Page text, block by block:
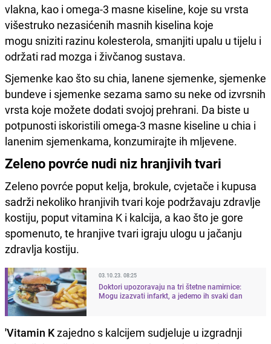
vlakna, kao i omega-3 masne kiseline, koje su vrsta
višestruko nezasićenih masnih kiselina koje
mogu sniziti razinu kolesterola, smanjiti upalu u tijelu i
održati rad mozga i živčanog sustava.
Sjemenke kao što su chia, lanene sjemenke, sjemenke
bundeve i sjemenke sezama samo su neke od izvrsnih
vrsta koje možete dodati svojoj prehrani. Da biste u
potpunosti iskoristili omega-3 masne kiseline u chia i
lanenim sjemenkama, konzumirajte ih mljevene.
Zeleno povrće nudi niz hranjivih tvari
Zeleno povrće poput kelja, brokule, cvjetače i kupusa
sadrži nekoliko hranjivih tvari koje podržavaju zdravlje
kostiju, poput vitamina K i kalcija, a kao što je gore
spomenuto, te hranjive tvari igraju ulogu u jačanju
zdravlja kostiju.
03.10.23. 08:25
Doktori upozoravaju na tri štetne namirnice:
Mogu izazvati infarkt, a jedemo ih svaki dan
'Vitamin Kzajedno s kalcijem sudjeluje u izgradnji